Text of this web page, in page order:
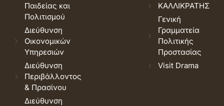
Παιδείας και
Πολιτισμού
Διεύθυνση
Οικονομικών
Υπηρεσιών
Διεύθυνση
Περιβάλλοντος
& Πρασίνου
Διεύθυνση
ΚΑΛΛΙΚΡΑΤΗΣ
Γενική
Γραμματεία
Πολιτικής
Προστασίας
Visit Drama